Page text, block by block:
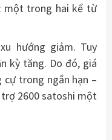
một trong hai kể từ
hướng giảm. Tuy
kỳ tăng. Do đó, giá
trong ngắn hạn –
trợ 2600 satoshi một